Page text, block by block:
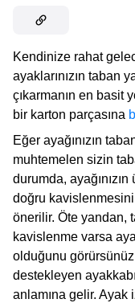
Kendinize rahat
ayaklarınızın taban
çıkarmanın en basit
bir karton parçasına
Eğer ayağınızın
muhtemelen sizin
durumda, ayağınızın
doğru kavislenmesini
önerilir. Öte yandan,
kavislenme varsa
olduğunu
destekleyen
anlamına gelir. Ayak